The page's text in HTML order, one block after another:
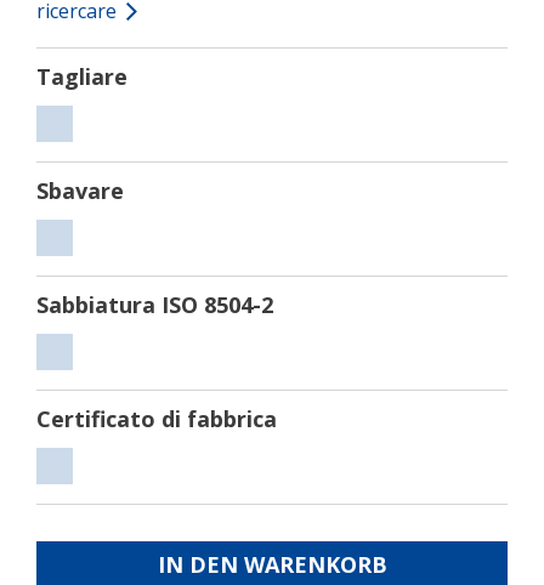
ricercare
Tagliare
Sbavare
Sabbiatura ISO 8504-2
ISO
8504-
Certificato di fabbrica
di
fabbrica
IN DEN WARENKORB